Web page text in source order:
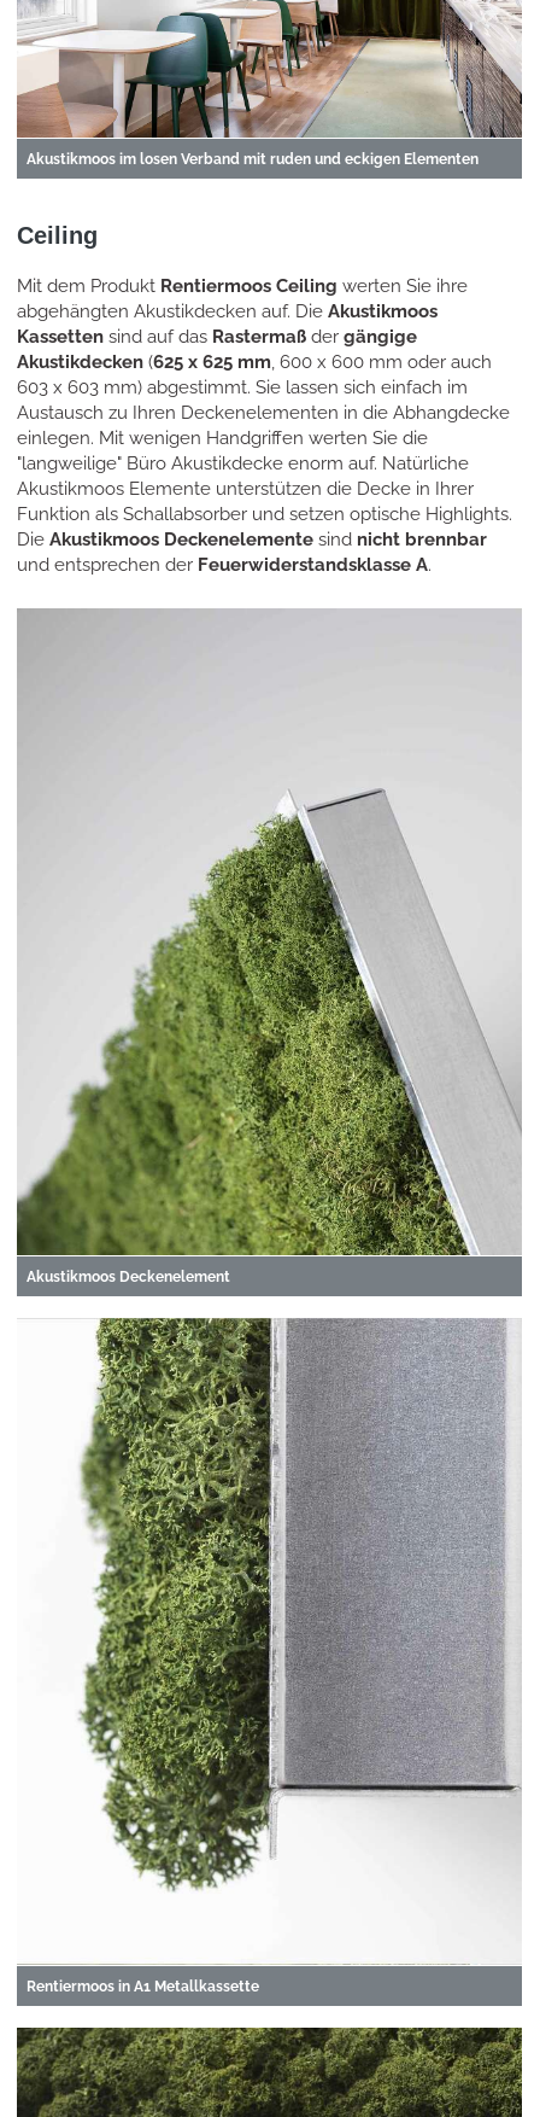
Akustikmoos im losen Verband mit ruden und eckigen Elementen
Ceiling
Mit dem Produkt Rentiermoos Ceiling werten Sie ihre
abgehängten Akustikdecken auf. DieAkustikmoos
Kassetten sind auf das Rastermaß dergängige
Akustikdecken (625 x 625 mm, 600 x 600 mm oder auch
603 x 603 mm) abgestimmt. Sie lassen sich einfach im
Austausch zu Ihren Deckenelementen in die Abhangdecke
einlegen. Mit wenigen Handgriffen werten Sie die
"langweilige" Büro Akustikdecke enorm auf. Natürliche
Akustikmoos Elemente unterstützen die Decke in Ihrer
Funktion als Schallabsorber und setzen optische Highlights.
DieAkustikmoos Deckenelemente sind nicht brennbar
und entsprechen der Feuerwiderstandsklasse A.
Akustikmoos Deckenelement
Rentiermoos in A1 Metallkassette